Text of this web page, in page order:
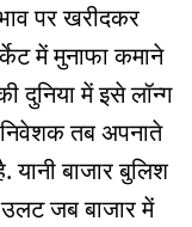
पर खरीदकर
में मुनाफा कमाने
दुनिया में इसे लॉन्ग
तब अपनाते
यानी बाजार बुलिश
जब बाजार में